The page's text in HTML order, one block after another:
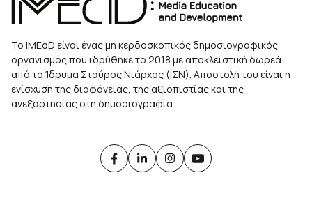
Το iMEdD είναι ένας μη κερδοσκοπικός δημοσιογραφικός
οργανισμός που ιδρύθηκε το 2018 με αποκλειστική δωρεά
από το Ίδρυμα Σταύρος Νιάρχος (ΙΣΝ). Αποστολή του είναι η
ενίσχυση της διαφάνειας, της αξιοπιστίας και της
ανεξαρτησίας στη δημοσιογραφία.